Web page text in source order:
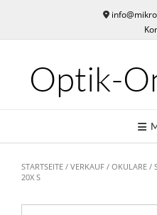
content
Optik-
STARTSEITE / VERKAUF / OKULARE /
20X S